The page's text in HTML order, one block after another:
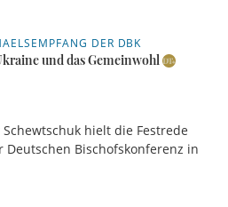
DER DBK
und das Gemeinwohl
hielt die Festrede
Bischofskonferenz in